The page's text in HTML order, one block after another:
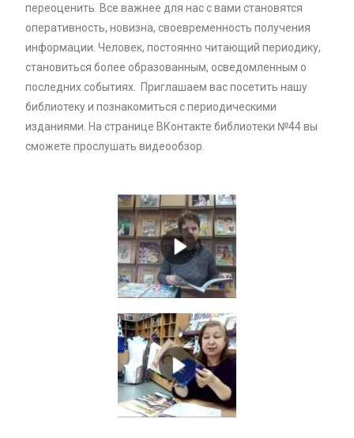
переоценить. Все важнее для нас с вами становятся
оперативность, новизна, своевременность получения
информации. Человек, постоянно читающий периодику,
становиться более образованным, осведомленным о
последних событиях. Приглашаем вас посетить нашу
библиотеку и познакомиться с периодическими
изданиями. На странице ВКонтакте библиотеки №44 вы
сможете прослушать видеообзор.